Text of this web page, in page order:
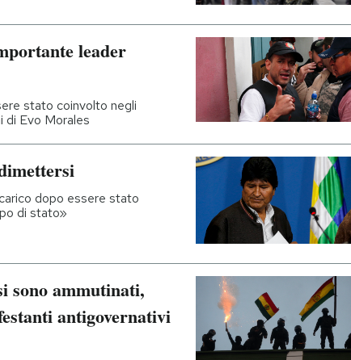
leader
stato coinvolto negli
di Evo Morales
dopo essere stato
di stato»
sono ammutinati,
antigovernativi